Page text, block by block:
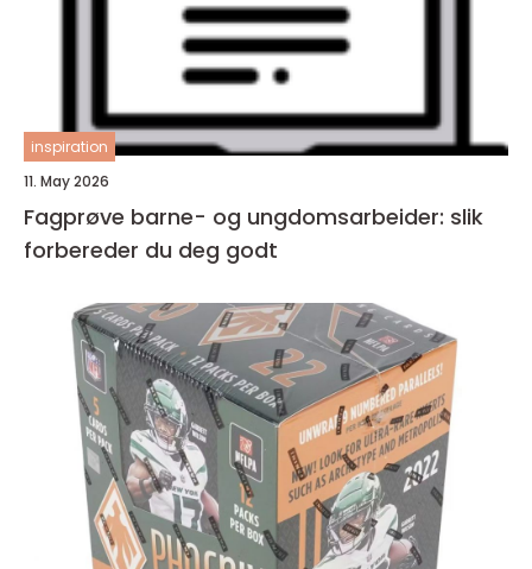
inspiration
11. May 2026
Fagprøve barne- og ungdomsarbeider: slik
forbereder du deg godt